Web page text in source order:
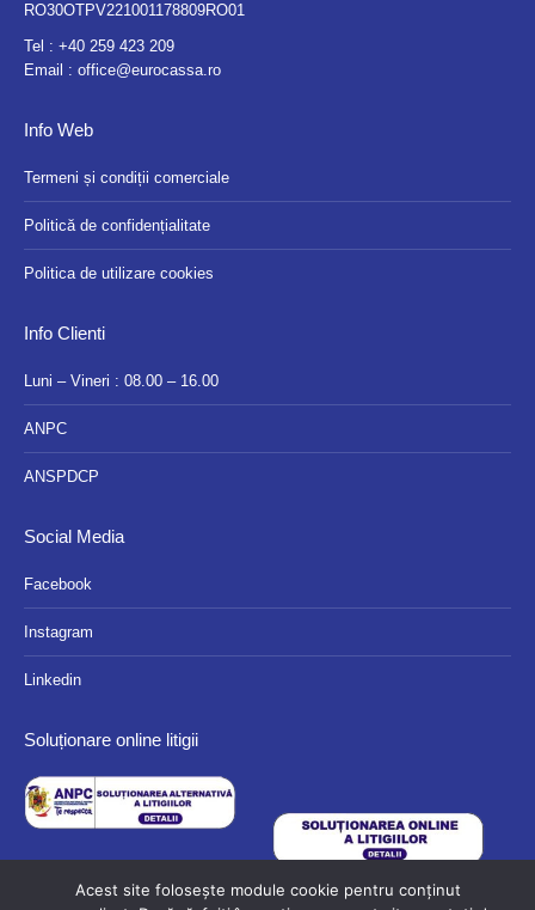
RO30OTPV221001178809RO01
Tel : +40 259 423 209
Email : office@eurocassa.ro
Info Web
Termeni și condiții comerciale
Politică de confidențialitate
Politica de utilizare cookies
Info Clienti
Luni – Vineri : 08.00 – 16.00
ANPC
ANSPDCP
Social Media
Facebook
Instagram
Linkedin
Soluționare online litigii
Acest site folosește module cookie pentru conținut